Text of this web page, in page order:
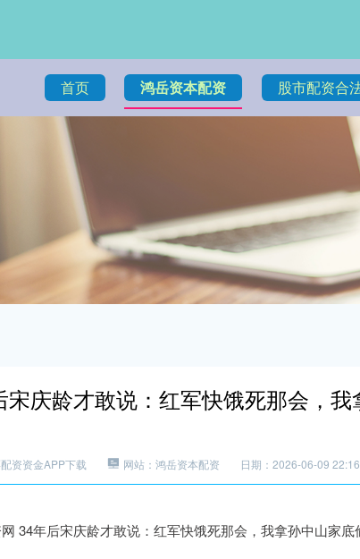
首页 鸿岳资本配资 股市配资合
庆龄才敢说：红军快饿死那会，
资资金APP下载 网站：鸿岳资本配资 日期：2026-06-09